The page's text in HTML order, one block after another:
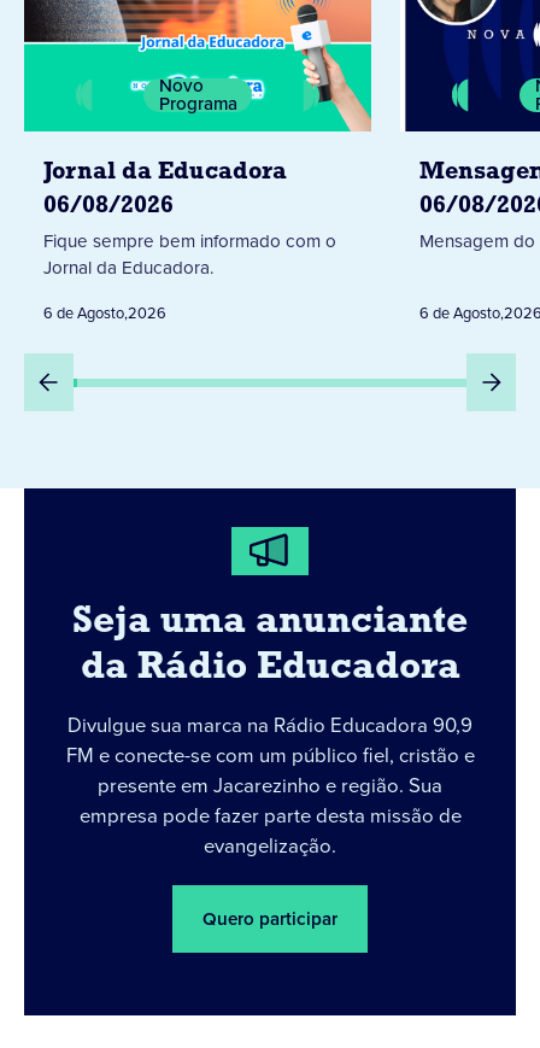
Novo
Programa
Jornal da Educadora
06/08/2026
Fique sempre bem informado com o
Jornal da Educadora.
6 de Agosto,2026
06/08/
Mensagem do
6 de Agosto,
Seja uma anunciante
da Rádio Educadora
Divulgue sua marca na Rádio Educadora 90,9
FM e conecte-se com um público fiel, cristão e
presente em Jacarezinho e região. Sua
empresa pode fazer parte desta missão de
evangelização.
Quero participar